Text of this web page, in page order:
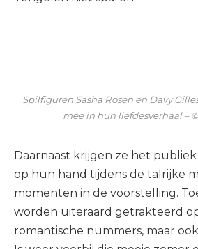
Spilfiguren Sasha Rosen en Davy
mee in hun liefdesverhaal –
Daarnaast krijgen ze het
op hun hand tijdens de talrijke
momenten in de voorstelling.
worden uiteraard getrakteerd
romantische nummers, maar ook